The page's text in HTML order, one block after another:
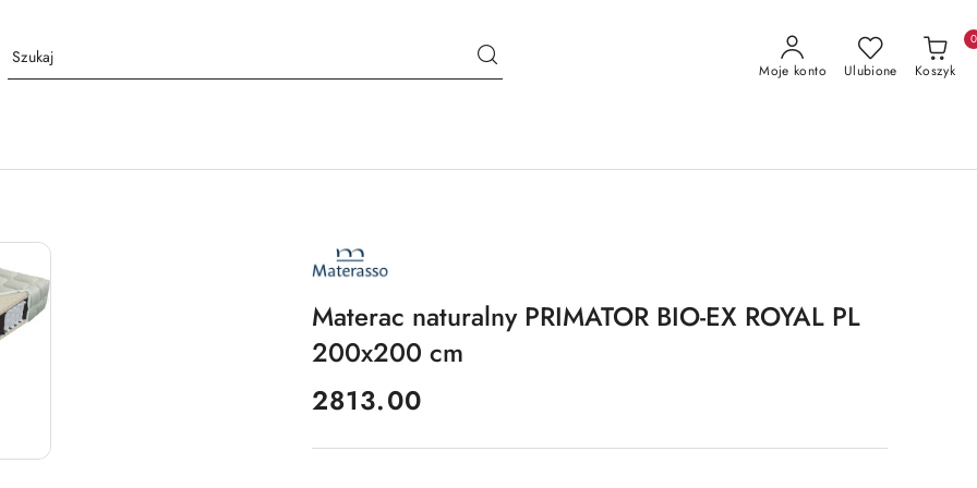
Moje konto Ulubione Koszyk
0
NAZWA
PRODUCENTA:
MATERASSO
Materac naturalny PRIMATOR BIO-EX ROYAL PL
200x200 cm
cena:
2813.00